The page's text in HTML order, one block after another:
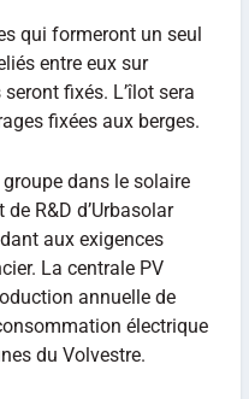
qui formeront un seul
entre eux sur
fixés. L’îlot sera
fixées aux berges.
groupe dans le solaire
R&D d’Urbasolar
aux exigences
La centrale PV
annuelle de
électrique
du Volvestre.